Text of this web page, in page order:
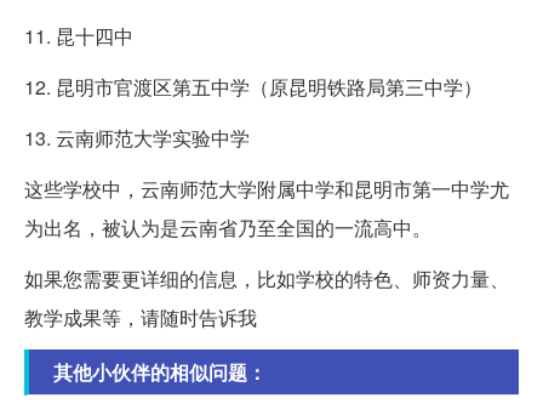
11. 昆十四中
12. 昆明市官渡区第五中学（原昆明铁路局第三中学）
13. 云南师范大学实验中学
这些学校中，云南师范大学附属中学和昆明市第一中学尤
为出名，被认为是云南省乃至全国的一流高中。
如果您需要更详细的信息，比如学校的特色、师资力量、
教学成果等，请随时告诉我
其他小伙伴的相似问题：